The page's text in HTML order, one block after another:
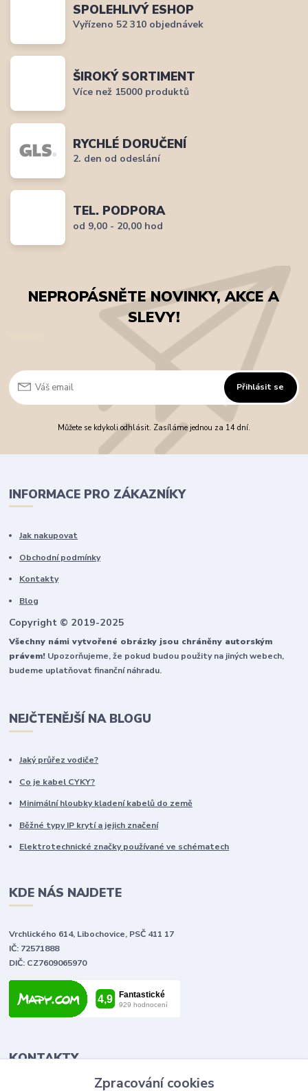
SPOLEHLIVÝ ESHOP
Vyřízeno 52 310 objednávek
ŠIROKÝ SORTIMENT
Více než 15000 produktů
RYCHLÉ DORUČENÍ
2. den od odeslání
TEL. PODPORA
od 9,00 - 20,00 hod
NEPROPÁSNĚTE NOVINKY, AKCE A
SLEVY!
Přihlásit se
Můžete se kdykoli odhlásit. Zasíláme jednou za 14 dní.
INFORMACE PRO ZÁKAZNÍKY
Jak nakupovat
Obchodní podmínky
Kontakty
Blog
Copyright © 2019-2025
Všechny námi vytvořené obrázky jsou chráněny autorským
právem! Upozorňujeme, že pokud budou použity na jiných webech,
budeme uplatňovat finanční náhradu.
NEJČTENĚJŠÍ NA BLOGU
Jaký průřez vodiče?
Co je kabel CYKY?
Minimální hloubky kladení kabelů do země
Běžné typy IP krytí a jejich značení
Elektrotechnické značky používané ve schématech
KDE NÁS NAJDETE
Vrchlického 614, Libochovice, PSČ 411 17
IČ: 72571888
DIČ: CZ7609065970
KONTAKTY
Zpracování cookies